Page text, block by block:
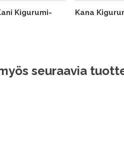
Kigurumi-
Kana
seuraavia